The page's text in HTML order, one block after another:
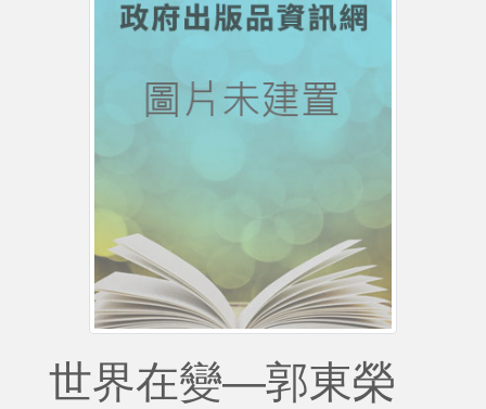
世界在變—郭東榮